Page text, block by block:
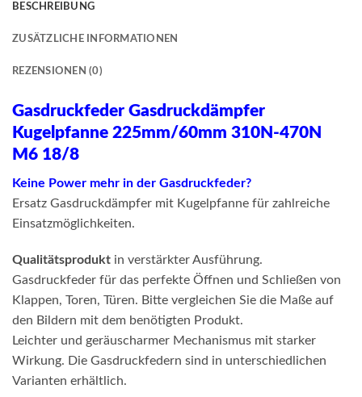
BESCHREIBUNG
ZUSÄTZLICHE INFORMATIONEN
REZENSIONEN (0)
Gasdruckfeder Gasdruckdämpfer
Kugelpfanne 225mm/60mm 310N-470N
M6 18/8
Keine Power mehr in der Gasdruckfeder?
Ersatz Gasdruckdämpfer mit Kugelpfanne für zahlreiche
Einsatzmöglichkeiten.
Qualitätsprodukt in verstärkter Ausführung.
Gasdruckfeder für das perfekte Öffnen und Schließen von
Klappen, Toren, Türen. Bitte vergleichen Sie die Maße auf
den Bildern mit dem benötigten Produkt.
Leichter und geräuscharmer Mechanismus mit starker
Wirkung. Die Gasdruckfedern sind in unterschiedlichen
Varianten erhältlich.